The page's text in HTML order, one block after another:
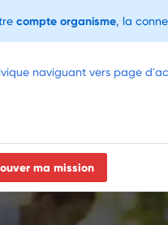
ma mission
compte organisme, la